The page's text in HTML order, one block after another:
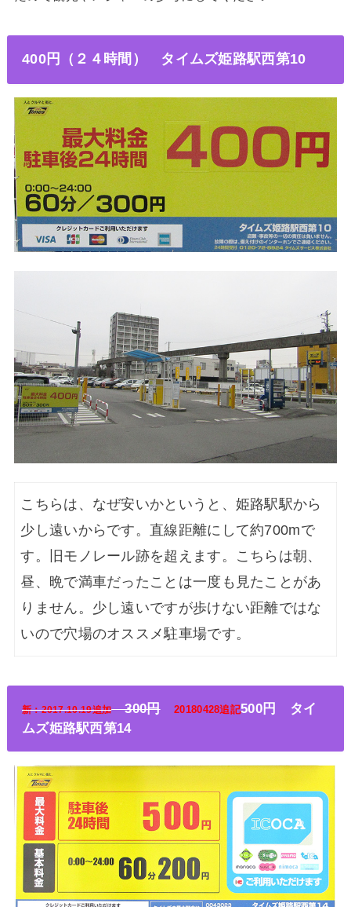
400円（ ２４時間 ） タイムズ姫路駅西第10
こちらは、なぜ安いかというと、姫路駅駅から
少し遠いからです。直線距離にして約700mで
す。旧モノレール跡を超えます。こちらは朝、
昼、晩で満車だったことは一度も見たことがあ
りません。少し遠いですが歩けない距離ではな
いので穴場のオススメ駐車場です。
新：2017.10.19追加300円 20180428追記500円 タイ
ムズ姫路駅西第14